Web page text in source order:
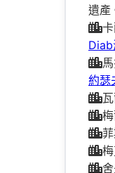
遺產
約瑟